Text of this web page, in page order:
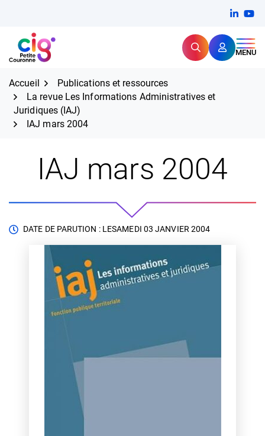
contenu
CIG Petite Couronne RechercherMENU
Expertise et proximité pour
Accueil
Publications et ressources
La revue Les Informations Administratives et
Juridiques (IAJ)
IAJ mars 2004
IAJ mars 2004
DATE DE PARUTION : LESAMEDI 03 JANVIER 2004